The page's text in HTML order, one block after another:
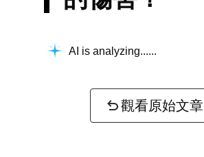
AI is analyzing...
觀看原始文章